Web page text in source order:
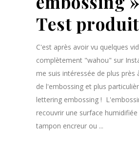
Test produit
C'est après avoir vu quelques
complètement "wahou" sur
me suis intéressée de plus près
de l'embossing et plus
lettering embossing !
recouvrir une surface humidifiée
tampon encreur ou